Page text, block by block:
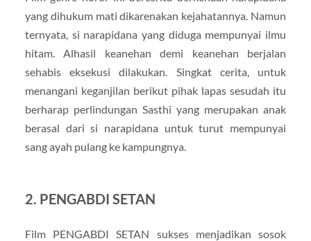
yang dihukum mati dikarenakan kejahatannya. Namun
ternyata, si narapidana yang diduga mempunyai ilmu
hitam. Alhasil keanehan demi keanehan berjalan
sehabis eksekusi dilakukan. Singkat cerita, untuk
menangani keganjilan berikut pihak lapas sesudah itu
berharap perlindungan Sasthi yang merupakan anak
berasal dari si narapidana untuk turut mempunyai
sang ayah pulang ke kampungnya.
2. PENGABDI SETAN
Film PENGABDI SETAN sukses menjadikan sosok